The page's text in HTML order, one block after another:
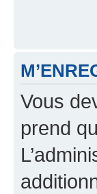
Vous
prend